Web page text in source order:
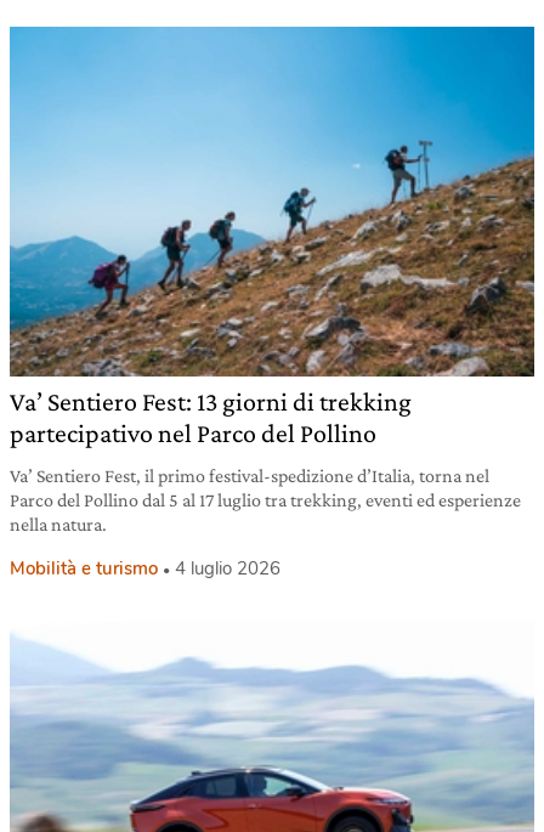
Va’ Sentiero Fest: 13 giorni di trekking
partecipativo nel Parco del Pollino
Va’ Sentiero Fest, il primo festival-spedizione d’Italia, torna nel
Parco del Pollino dal 5 al 17 luglio tra trekking, eventi ed esperienze
nella natura.
Mobilità e turismo 4 luglio 2026